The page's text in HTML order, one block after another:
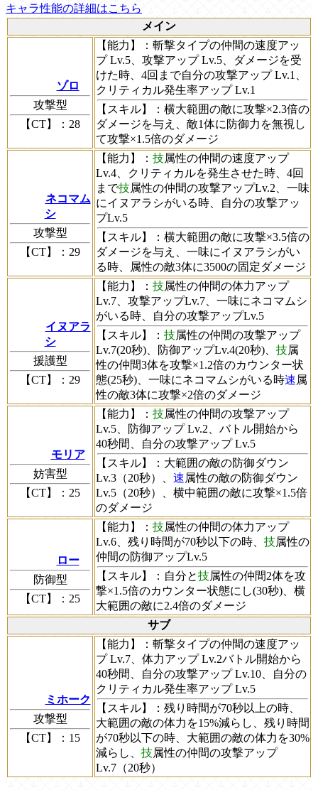
キャラ性能の詳細はこちら
メイン
ゾロ
攻撃型
【CT】
：28
【能力】
：斬撃タイプの仲間の速度アッ
プ Lv.5、攻撃アップ Lv.5、ダメージを受
けた時、4回まで自分の攻撃アップ Lv.1、
クリティカル発生率アップ Lv.1
【スキル】
：横大範囲の敵に攻撃×2.3倍の
ダメージを与え、敵1体に防御力を無視し
て攻撃×1.5倍のダメージ
ネコマム
シ
攻撃型
【CT】
：29
【能力】 ： 技属性の仲間の速度アップ
Lv.4、クリティカルを発生させた時、4回
まで技属性の仲間の攻撃アップLv.2、一味
にイヌアラシがいる時、自分の攻撃アッ
プLv.5
【スキル】
：横大範囲の敵に攻撃×3.5倍の
ダメージを与え、一味にイヌアラシがい
る時、
属性の敵3体に3500の固定ダメージ
イヌアラ
シ
援護型
【CT】
：29
【能力】 ： 技属性の仲間の体力アップ
Lv.7、攻撃アップLv.7、一味にネコマムシ
がいる時、自分の攻撃アップLv.5
【スキル】
： 技属性の仲間の攻撃アップ
Lv.7(20秒)、防御アップLv.4(20秒)、 技属
性の仲間3体を攻撃×1.2倍のカウンター状
態(25秒)、一味にネコマムシがいる時速属
性の敵3体に攻撃×2倍のダメージ
モリア
妨害型
【CT】
：25
【能力】 ： 技属性の仲間の攻撃アップ
Lv.5、防御アップ Lv.2、バトル開始から
40秒間、自分の攻撃アップ Lv.5
【スキル】
：大範囲の敵の防御ダウン
Lv.3（20秒）、 速属性の敵の防御ダウン
Lv.5（20秒）、横中範囲の敵に攻撃×1.5倍
のダメージ
ロー
防御型
【CT】
：25
【能力】 ： 技属性の仲間の体力アップ
Lv.6、残り時間が70秒以下の時、 技属性の
仲間の防御アップLv.5
【スキル】
：自分と技属性の仲間2体を攻
撃×1.5倍のカウンター状態にし(30秒)、横
大範囲の敵に2.4倍のダメージ
サブ
ミホーク
攻撃型
【CT】
：15
【能力】
：斬撃タイプの仲間の速度アッ
プ Lv.7、体力アップ Lv.2バトル開始から
40秒間、自分の攻撃アップ Lv.10、自分の
クリティカル発生率アップ Lv.5
【スキル】
：残り時間が70秒以上の時、
大範囲の敵の体力を15%減らし、残り時間
が70秒以下の時、大範囲の敵の体力を30%
減らし、 技属性の仲間の攻撃アップ
Lv.7（20秒）